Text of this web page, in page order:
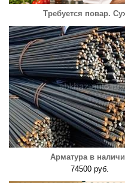
Требуется повар.
Арматура в
74500 руб.